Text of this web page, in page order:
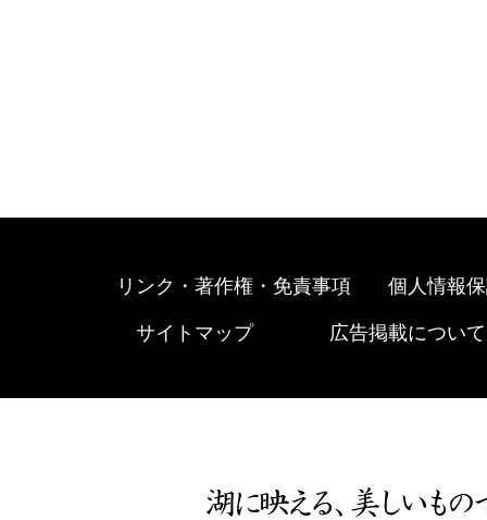
リンク・著作権・免責事項 個人情報
サイトマップ 広告掲載について